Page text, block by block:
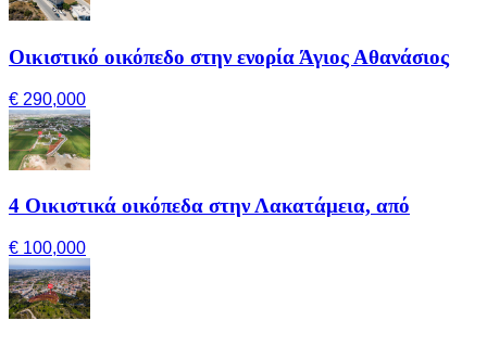
Οικιστικό οικόπεδο στην ενορία Άγιος Αθανάσιος
€ 290,000
4 Οικιστικά οικόπεδα στην Λακατάμεια, από
€ 100,000